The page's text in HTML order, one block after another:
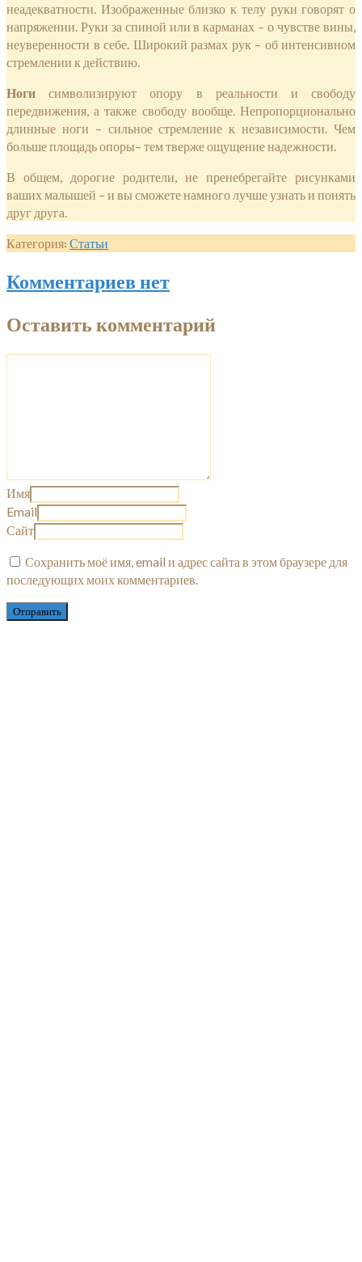
неадекватности. Изображенные близко к телу руки говорят о
напряжении. Руки за спиной или в карманах – о чувстве вины,
неуверенности в себе. Широкий размах рук – об интенсивном
стремлении к действию.
Ноги символизируют опору в реальности и свободу
передвижения, а также свободу вообще. Непропорционально
длинные ноги – сильное стремление к независимости. Чем
больше площадь опоры– тем тверже ощущение надежности.
В общем, дорогие родители, не пренебрегайте рисунками
ваших малышей – и вы сможете намного лучше узнать и понять
друг друга.
Категория: Статьи
Комментариев нет
Оставить комментарий
Имя
Email
Сайт
Сохранить моё имя, email и адрес сайта в этом браузере для
последующих моих комментариев.